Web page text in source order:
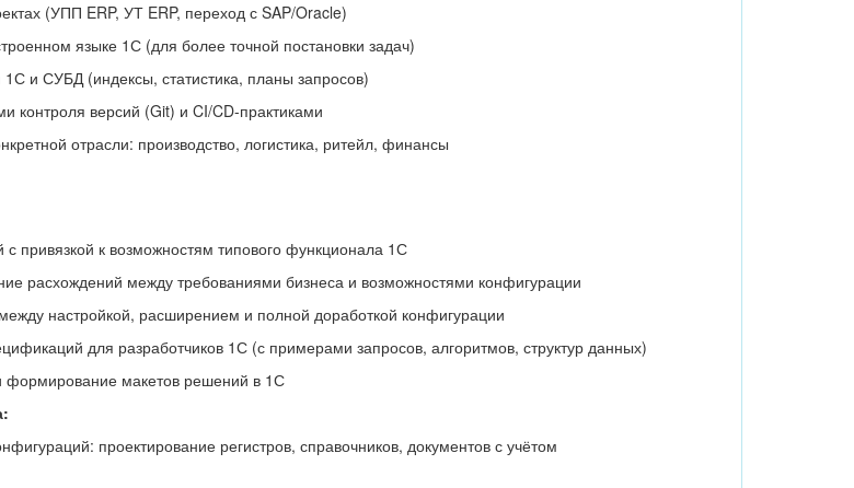
(УПП ERP, УТ ERP, переход с SAP/Oracle)
языке 1С (для более точной постановки задач)
и СУБД (индексы, статистика, планы запросов)
контроля версий (Git) и CI/CD-практиками
отрасли: производство, логистика, ритейл, финансы
привязкой к возможностям типового функционала 1С
расхождений между требованиями бизнеса и возможностями конфигурации
настройкой, расширением и полной доработкой конфигурации
для разработчиков 1С (с примерами запросов, алгоритмов, структур данных)
формирование макетов решений в 1С
проектирование регистров, справочников, документов с учётом